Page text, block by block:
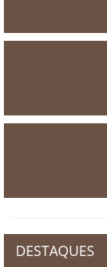
DESTAQUES